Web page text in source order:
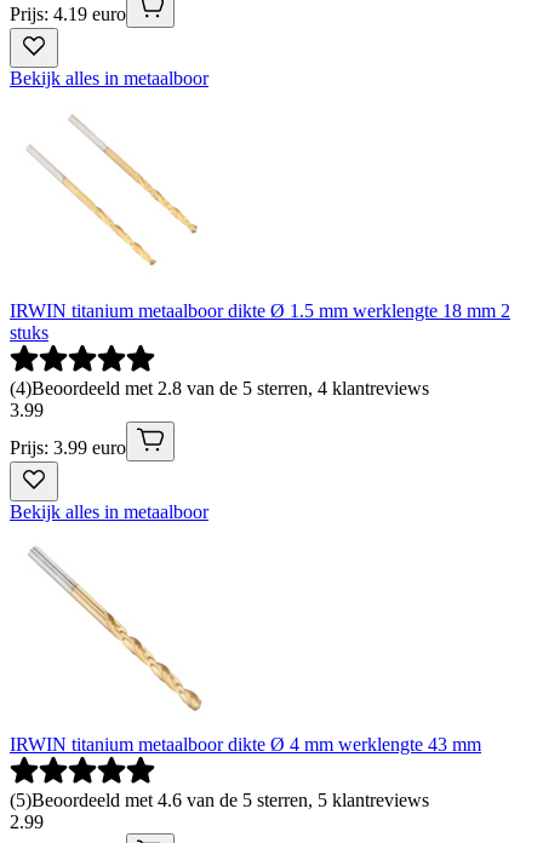
Prijs: 4.19 euro
Bekijk alles in metaalboor
IRWIN titanium metaalboor dikte Ø 1.5 mm werklengte 18 mm 2
stuks
(4)Beoordeeld met 2.8 van de 5 sterren, 4 klantreviews
3.99
Prijs: 3.99 euro
Bekijk alles in metaalboor
IRWIN titanium metaalboor dikte Ø 4 mm werklengte 43 mm
(5)Beoordeeld met 4.6 van de 5 sterren, 5 klantreviews
2.99